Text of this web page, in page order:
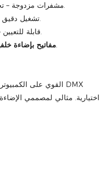
+ 5 مشفرات مزدوجة – تحكم بديهي في المعلمات.
– تشغيل دقيق.
+ 16 مفتاح X قابلة للتعيين – قم بتوسيع سير عملك.
مفاتيح بإضاءة– تشغيل صامت لأي بيئة.